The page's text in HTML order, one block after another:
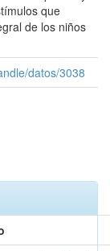
que
de los niños
datos/3038